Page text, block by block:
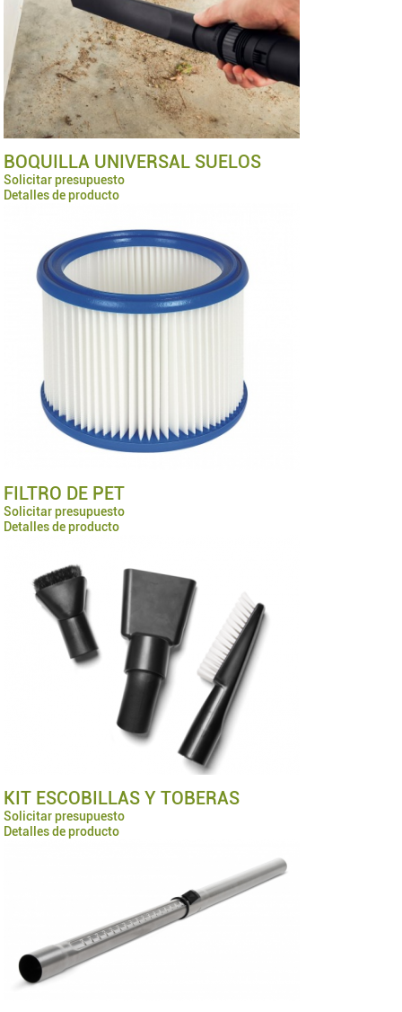
BOQUILLA UNIVERSAL SUELOS
Solicitar presupuesto
Detalles de producto
FILTRO DE PET
Solicitar presupuesto
Detalles de producto
KIT ESCOBILLAS Y TOBERAS
Solicitar presupuesto
Detalles de producto